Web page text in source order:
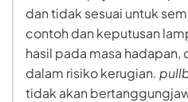
dan tidak sesuai untuk
contoh dan keputusan
hasil pada masa hadapan,
dalam risiko kerugian.
tidak akan